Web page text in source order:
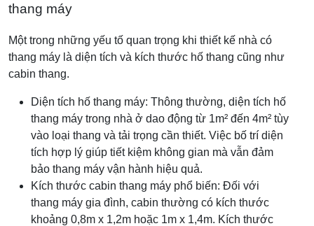
thang máy
Một trong những yếu tố quan trọng khi thiết kế nhà có
thang máy là diện tích và kích thước hố thang cũng như
cabin thang.
Diện tích hố thang máy: Thông thường, diện tích hố
thang máy trong nhà ở dao động từ 1m² đến 4m² tùy
vào loại thang và tải trọng cần thiết. Việc bố trí diện
tích hợp lý giúp tiết kiệm không gian mà vẫn đảm
bảo thang máy vận hành hiệu quả.
Kích thước cabin thang máy phổ biến: Đối với
thang máy gia đình, cabin thường có kích thước
khoảng 0,8m x 1,2m hoặc 1m x 1,4m. Kích thước